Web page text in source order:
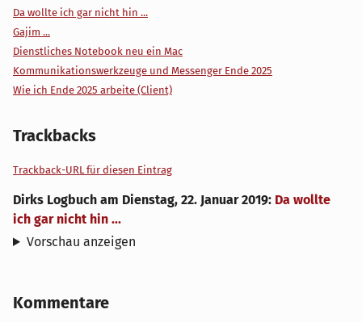
Da wollte ich gar nicht hin ...
Gajim ...
Dienstliches Notebook neu ein Mac
Kommunikationswerkzeuge und Messenger Ende 2025
Wie ich Ende 2025 arbeite (Client)
Trackbacks
Trackback-URL für diesen Eintrag
Dirks Logbuch am Dienstag, 22. Januar 2019: Da wollte
ich gar nicht hin ...
Vorschau anzeigen
Kommentare